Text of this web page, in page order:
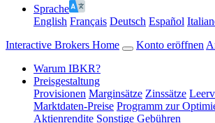
Sprache
English Français Deutsch Español
Interactive Brokers Home
Konto eröffnen
Warum IBKR?
Preisgestaltung
Provisionen Marginsätze Zinssätze
Marktdaten-Preise Programm zur
Aktienrendite Sonstige Gebühren